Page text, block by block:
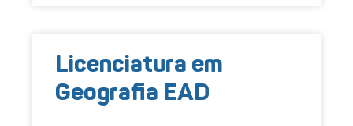
Licenciatura em
Geografia EAD